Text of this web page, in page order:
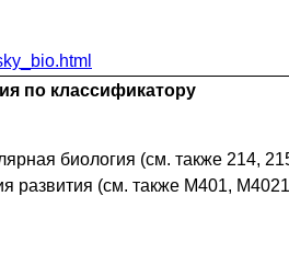
по классификатору
биология (см. также 214,
развития (см. также М401,